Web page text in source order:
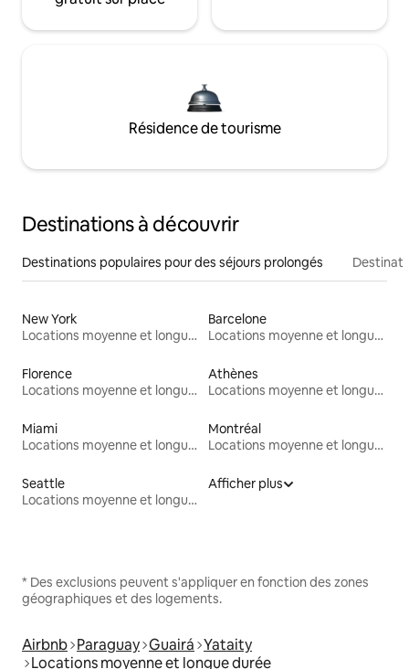
Résidence de tourisme
Destinations à découvrir
Destinations populaires pour des séjours prolongés
New York
Locations moyenne et longue durée
Barcelone
Locations moyenne et longue durée
Florence
Locations moyenne et longue durée
Athènes
Locations moyenne et longue durée
Miami
Locations moyenne et longue durée
Montréal
Locations moyenne et longue durée
Seattle
Locations moyenne et longue durée
Afficher plus
* Des exclusions peuvent s'appliquer en fonction des zones
géographiques et des logements.
Airbnb Paraguay Guairá Yataity
Locations moyenne et longue durée